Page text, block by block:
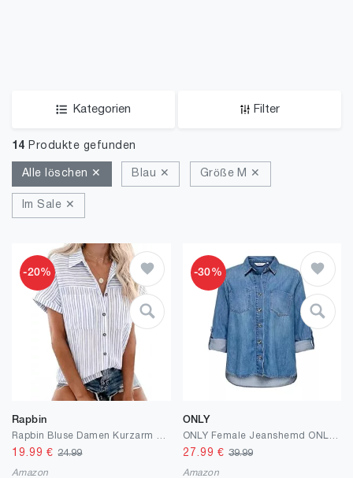
Kategorien Filter
14 Produkte gefunden
Alle löschen ✕ Blau ✕ Größe M ✕
Im Sale ✕
-20%
Rapbin
19.99 €24.99
Amazon
-30%
ONLY
27.99 € 39.99
Amazon